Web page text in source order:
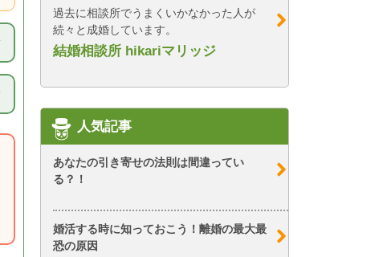
過去に相談所でうまくいかなかった人が
続々と成婚しています。
結婚相談所 hikariマリッジ
人気記事
あなたの引き寄せの法則は間違ってい
る？！
婚活する時に知っておこう！離婚の最大最
恐の原因